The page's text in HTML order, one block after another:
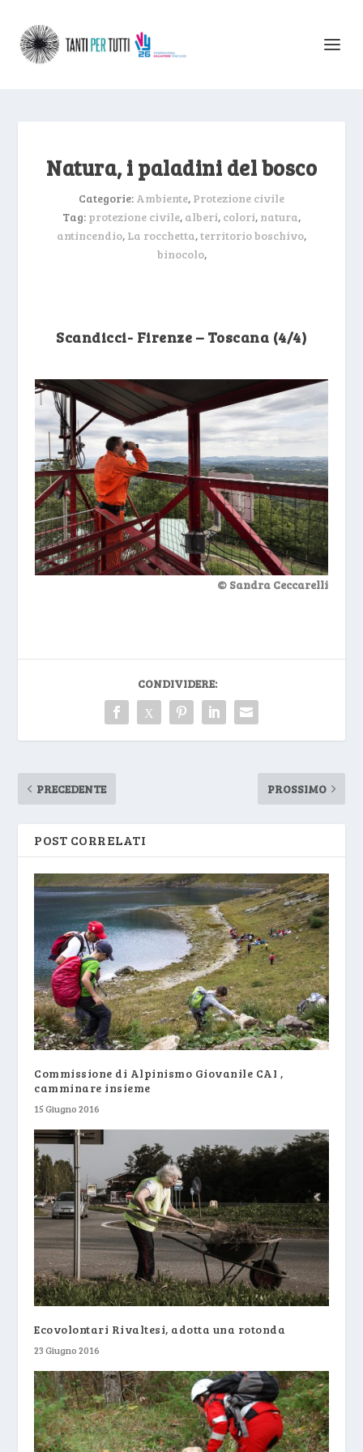
Natura, i paladini del bosco
Categorie: Ambiente, Protezione civile
Tag: protezione civile, alberi, colori, natura,
antincendio, La rocchetta,territorio boschivo,
binocolo,
Scandicci- Firenze – Toscana (4/4)
© Sandra Ceccarelli
CONDIVIDERE:
PRECEDENTE PROSSIMO
POST CORRELATI
Commissione di Alpinismo Giovanile CAI ,
camminare insieme
15 Giugno 2016
Ecovolontari Rivaltesi, adotta una rotonda
23 Giugno 2016